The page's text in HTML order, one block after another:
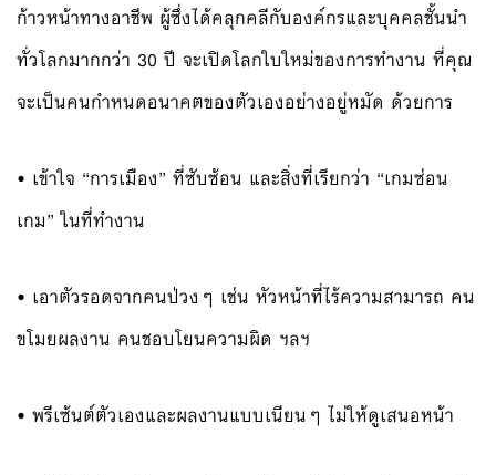
ก้าวหน้าทางอาชีพ ผู้ซึ่งได้คลุกคลีกับองค์กรและบุคคลชั้นนำ
ทั่วโลกมากกว่า 30 ปี จะเปิดโลกใบใหม่ของการทำงาน ที่คุณ
จะเป็นคนกำหนดอนาคตของตัวเองอย่างอยู่หมัด ด้วยการ
• เข้าใจ “การเมือง” ที่ซับซ้อน และสิ่งที่เรียกว่า “เกมซ่อน
เกม” ในที่ทำงาน
• เอาตัวรอดจากคนป่วงๆ เช่น หัวหน้าที่ไร้ความสามารถ คน
ขโมยผลงาน คนชอบโยนความผิด ฯลฯ
• พรีเซ้นต์ตัวเองและผลงานแบบเนียนๆ ไม่ให้ดูเสนอหน้า